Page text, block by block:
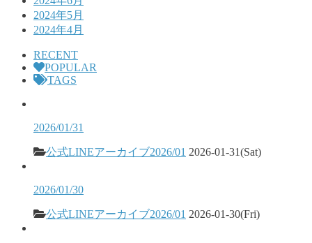
2024年5月
2024年4月
RECENT
POPULAR
TAGS
2026/01/31
公式LINEアーカイブ2026/01 2026-01-31(Sat)
2026/01/30
公式LINEアーカイブ2026/01 2026-01-30(Fri)